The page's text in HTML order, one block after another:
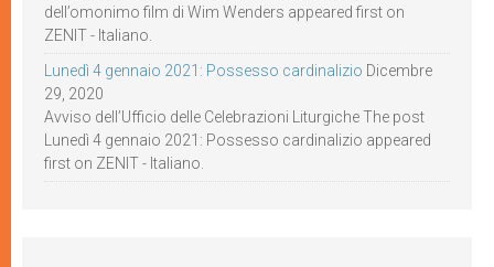
dell’omonimo film di Wim Wenders appeared first on
ZENIT - Italiano.
Lunedì 4 gennaio 2021: Possesso cardinalizio Dicembre
29, 2020
Avviso dell’Ufficio delle Celebrazioni Liturgiche The post
Lunedì 4 gennaio 2021: Possesso cardinalizio appeared
first on ZENIT - Italiano.